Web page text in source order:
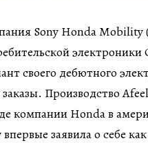
Sony Honda Mobility
электроники
своего дебютного
заказы. Производство
компании Honda в
впервые заявила о себе